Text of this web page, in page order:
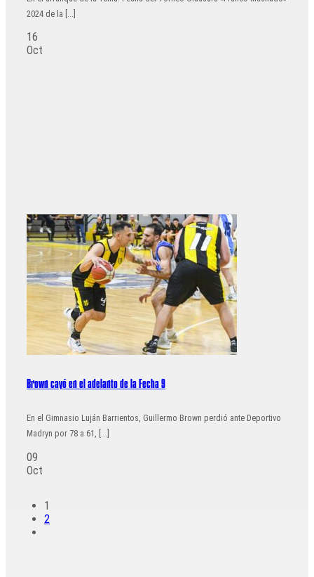
2024 de la [...]
16
Oct
Brown cayó en el adelanto de la Fecha 9
En el Gimnasio Luján Barrientos, Guillermo Brown perdió ante Deportivo
Madryn por 78 a 61, [...]
09
Oct
1
2